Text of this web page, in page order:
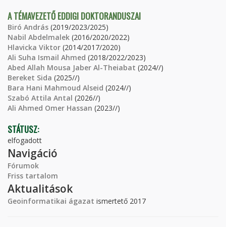
A TÉMAVEZETŐ EDDIGI DOKTORANDUSZAI
Biró András (2019/2023/2025)
Nabil Abdelmalek (2016/2020/2022)
Hlavicka Viktor (2014/2017/2020)
Ali Suha Ismail Ahmed (2018/2022/2023)
Abed Allah Mousa Jaber Al-Theiabat (2024//)
Bereket Sida (2025//)
Bara Hani Mahmoud Alseid (2024//)
Szabó Attila Antal (2026//)
Ali Ahmed Omer Hassan (2023//)
STÁTUSZ:
elfogadott
Navigáció
Fórumok
Friss tartalom
Aktualitások
Geoinformatikai ágazat ismertető 2017